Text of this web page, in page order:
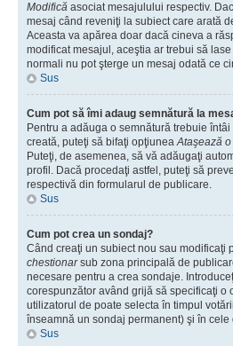
Modifică asociat mesajulului respectiv.
mesaj când reveniţi la subiect care arată
Aceasta va apărea doar dacă cineva a
modificat mesajul, aceştia ar trebui să
normali nu pot şterge un mesaj odată ce
Sus
Cum pot să îmi adaug semnătură la
Pentru a adăuga o semnătură trebuie
creată, puteţi să bifaţi opţiuneaAtaşează
Puteţi, de asemenea, să vă adăugaţi
profil. Dacă procedaţi astfel, puteţi să
respectivă din formularul de publicare.
Sus
Cum pot crea un sondaj?
Când creaţi un subiect nou sau
chestionarsub zona principală de
necesare pentru a crea sondaje.
corespunzător având grijă să specificaţi o
utilizatorul de poate selecta în timpul
înseamnă un sondaj permanent) şi în
Sus